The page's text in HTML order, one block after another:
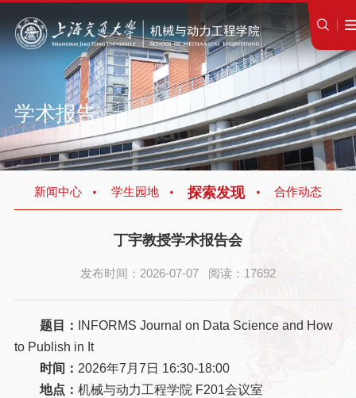
学术报告
新闻中心 学生园地 探索发现 合作动态
丁宇教授学术报告会
发布时间：2026-07-07 阅读：17692
题目：
INFORMS Journal on Data Science and How
to Publish in It
时间： 2026年7月7日 16:30-18:00
地点：机械与动力工程学院 F201会议室